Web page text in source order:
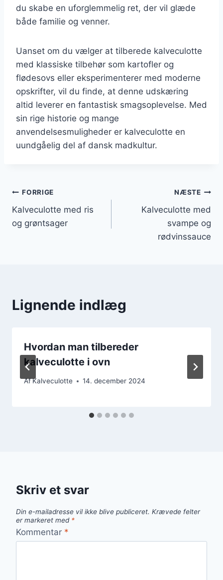
du skabe en uforglemmelig ret, der vil glæde
både familie og venner.
Uanset om du vælger at tilberede kalveculotte
med klassiske tilbehør som kartofler og
flødesovs eller eksperimenterer med moderne
opskrifter, vil du finde, at denne udskæring
altid leverer en fantastisk smagsoplevelse. Med
sin rige historie og mange
anvendelsesmuligheder er kalveculotte en
uundgåelig del af dansk madkultur.
Indlægsnavigation
FORRIGE
Kalveculotte med ris
og grøntsager
NÆSTE
Kalveculotte med
svampe og
rødvinssauce
Lignende indlæg
Hvordan man tilbereder
kalveculotte i ovn
AfKalveculotte 14. december 2024
Skriv et svar
Din e-mailadresse vil ikke blive publiceret. Krævede felter
er markeret med *
Kommentar *